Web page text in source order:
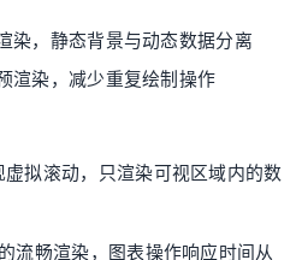
染，静态背景与动态数据分离
渲染，减少重复绘制操作
拟滚动，只渲染可视区域内的数
流畅渲染，图表操作响应时间从